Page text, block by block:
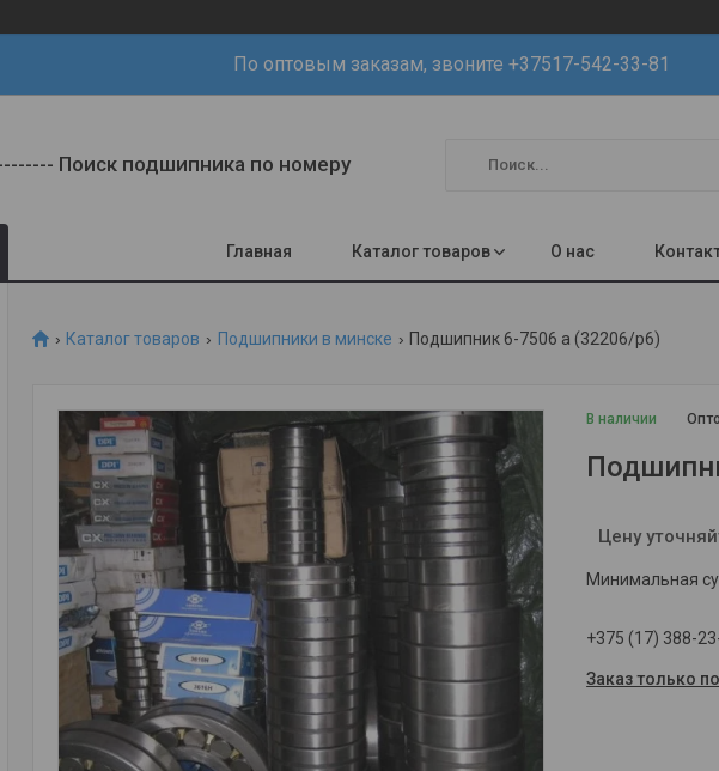
По оптовым заказам, звоните +37517-542-33-81
Поиск подшипника по номеру
Главная Каталог товаров О нас
Каталог товаров Подшипники в минске Подшипник 6-7506 а (32206/р6)
В наличии
Цену
Минимальная
+375 (17) 388-
Заказ только